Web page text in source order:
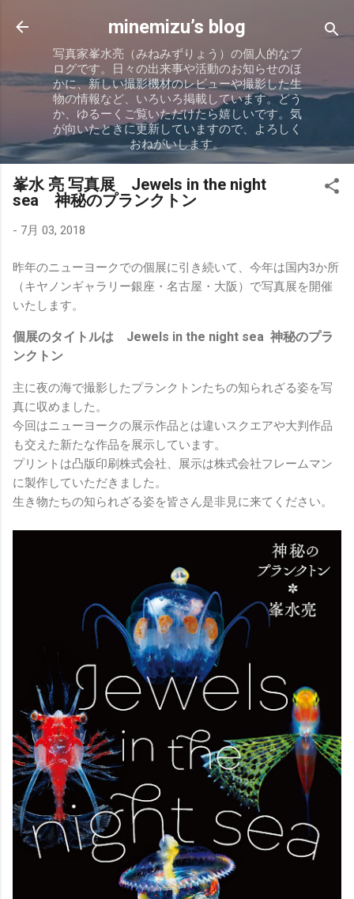
スキップしてメイン コンテンツに移動
minemizu’s blog
写真家峯水亮（みねみずりょう）の個人的なブ
ログです。日々の出来事や活動のお知らせのほ
かに、新しい撮影機材のレビューや撮影した生
物の情報など、いろいろ掲載しています。どう
か、ゆるーくご覧いただけたら嬉しいです。気
が向いたときに更新していますので、よろしく
おねがいします。
峯水 亮 写真展 Jewels in the night
sea 神秘のプランクトン
- 7月 03, 2018
昨年のニューヨークでの個展に引き続いて、今年は国内3か所
（キヤノンギャラリー銀座・名古屋・大阪）で写真展を開催
いたします。
個展のタイトルは Jewels in the night sea 神秘のプラ
ンクトン
主に夜の海で撮影したプランクトンたちの知られざる姿を写
真に収めました。
今回はニューヨークの展示作品とは違いスクエアや大判作品
も交えた新たな作品を展示しています。
プリントは凸版印刷株式会社、展示は株式会社フレームマン
に製作していただきました。
生き物たちの知られざる姿を皆さん是非見に来てください。